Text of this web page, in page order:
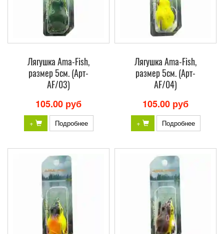
Лягушка Ama-Fish,
размер 5см. (Арт-
AF/03)
105.00 руб
+ Подробнее
Лягушка Ama-Fish,
размер 5см. (Арт-
AF/04)
105.00 руб
+ Подробнее